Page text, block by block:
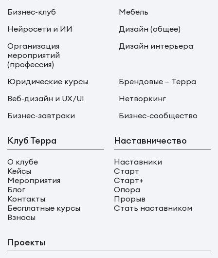
Бизнес-клуб
Мебель
Нейросети и ИИ
Дизайн (общее)
Организация
мероприятий
(профессия)
Дизайн интерьера
Юридические курсы
Брендовые — Терра
Веб-дизайн и UX/UI
Нетворкинг
Бизнес-завтраки
Бизнес-сообщество
Клуб Терра
О клубе
Кейсы
Мероприятия
Блог
Контакты
Бесплатные курсы
Взносы
Наставничество
Наставники
Старт
Старт+
Опора
Прорыв
Стать наставником
Проекты